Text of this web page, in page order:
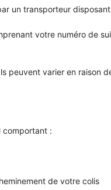
un transporteur
votre numéro de
peuvent varier en
comportant :
de votre colis